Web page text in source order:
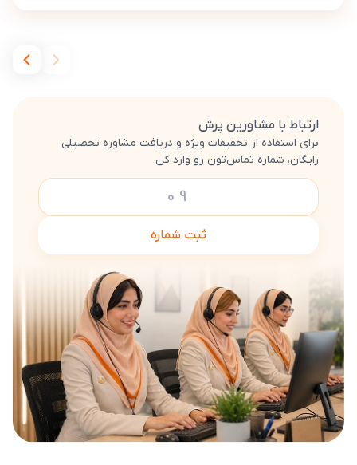
ارتباط با مشاورین پرش
برای استفاده از تخفیفات ویژه و دریافت مشاوره تحصیلی
رایگان، شماره تماس‌تون رو وارد کن
ثبت شماره